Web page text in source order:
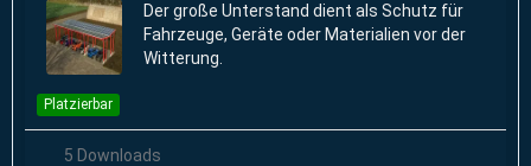
Der große Unterstand dient als Schutz für
Fahrzeuge, Geräte oder Materialien vor der
Witterung.
Platzierbar
5 Downloads